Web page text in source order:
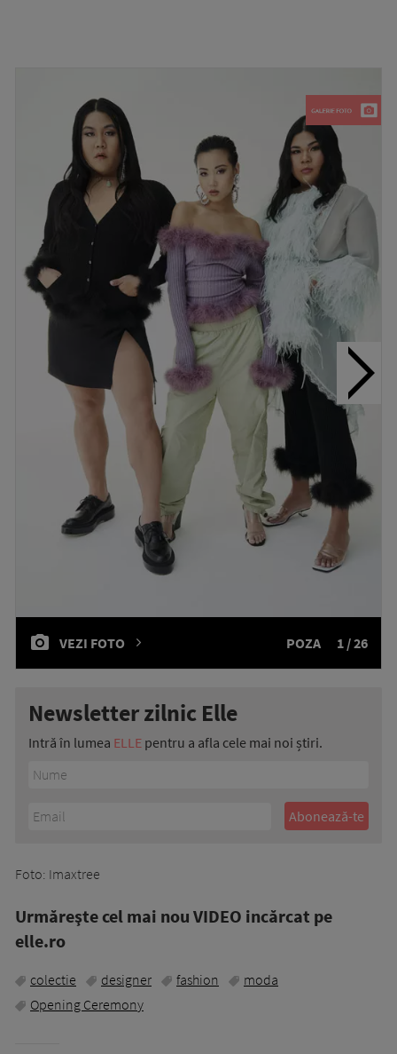
VEZI FOTO POZA 1 / 26
Newsletter zilnic Elle
Intră în lumea ELLE pentru a afla cele mai noi știri.
Foto: Imaxtree
Urmăreşte cel mai nou VIDEO incărcat pe
elle.ro
colectie designer fashion
moda
Opening Ceremony